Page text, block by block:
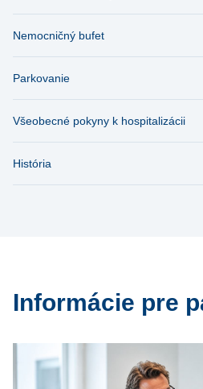
Nemocničný bufet
Parkovanie
Všeobecné pokyny k hospitalizácii
História
Informácie pre